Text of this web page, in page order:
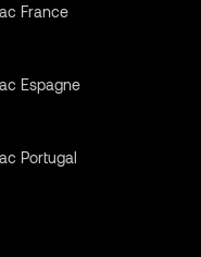
France
Espagne
Portugal